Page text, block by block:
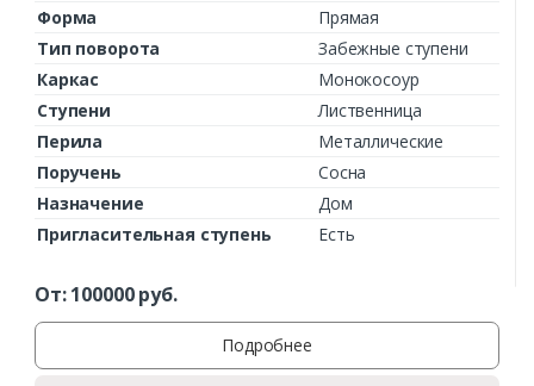
Форма
Прямая
Тип поворота
Забежные ступени
Каркас
Монокосоур
Ступени
Лиственница
Перила
Металлические
Поручень
Сосна
Назначение
Дом
Пригласительная ступень
Есть
От:100000руб.
Подробнее